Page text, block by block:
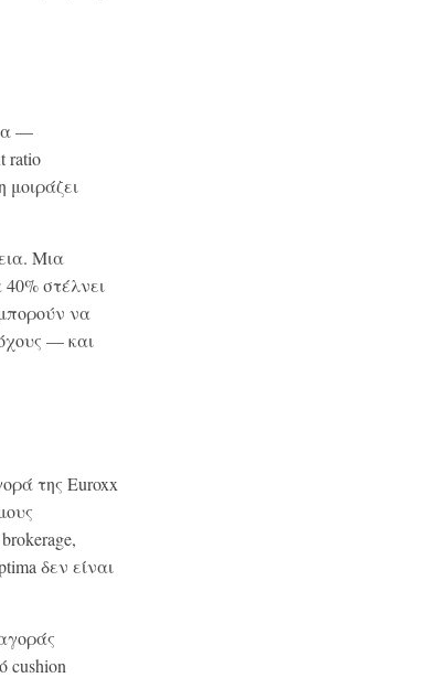
—
ratio
μοιράζει
Μια
στέλνει
να
— και
της Euroxx
δεν είναι
cushion